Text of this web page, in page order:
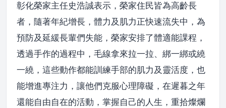
彰化榮家主任史浩誠表示，榮家住民皆為高齡長
者，隨著年紀增長，體力及肌力正快速流失中，為
預防及延緩長輩們失能，榮家安排了體適能課程，
透過手作的過程中，毛線拿來拉一拉、綁一綁或繞
一繞，這些動作都能訓練手部的肌力及靈活度，也
能增進專注力，讓他們克服心理障礙，在遲暮之年
還能自由自在的活動，掌握自己的人生，重拾燦爛